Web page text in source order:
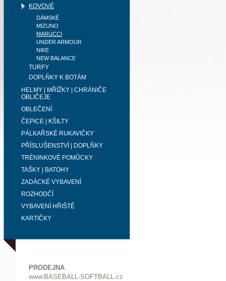
KOVOVÉ
DÁMSKÉ
MIZUNO
MARUCCI
UNDER ARMOUR
NIKE
NEW BALANCE
TURFY
DOPLŇKY K BOTÁM
HELMY | MŘÍŽKY | CHRÁNIČE
OBLIČEJE
OBLEČENÍ
ČEPICE | KŠILTY
PÁLKAŘSKÉ RUKAVIČKY
PŘÍSLUŠENSTVÍ | DOPLŇKY
TRÉNINKOVÉ POMŮCKY
TAŠKY | BATOHY
ZADÁCKÉ VYBAVENÍ
ROZHODČÍ
VYBAVENÍ HŘIŠTĚ
KARTIČKY
PRODEJNA
www.BASEBALL-SOFTBALL.cz